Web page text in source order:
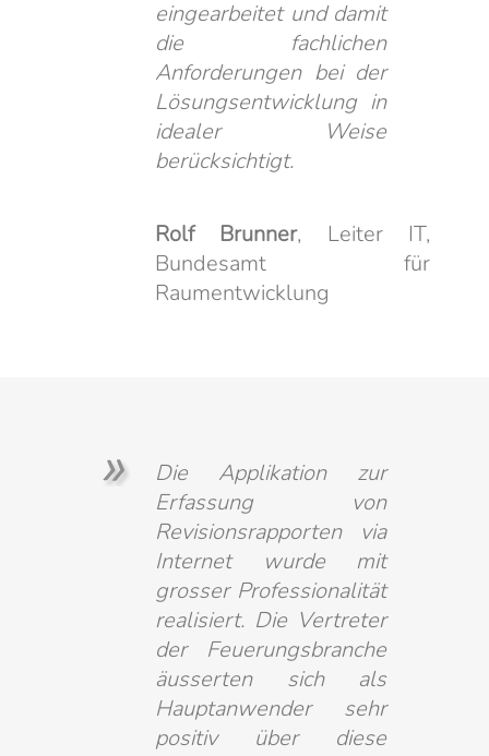
eingearbeitet und damit
die fachlichen
Anforderungen bei der
Lösungsentwicklung in
idealer Weise
berücksichtigt.
Rolf Brunner, Leiter IT,
Bundesamt für
Raumentwicklung
Die Applikation zur
Erfassung von
Revisionsrapporten via
Internet wurde mit
grosser Professionalität
realisiert. Die Vertreter
der Feuerungsbranche
äusserten sich als
Hauptanwender sehr
positiv über diese